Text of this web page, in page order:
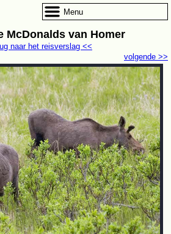
McDonalds van Homer
volgende >>
naar het reisverslag <<
Menu